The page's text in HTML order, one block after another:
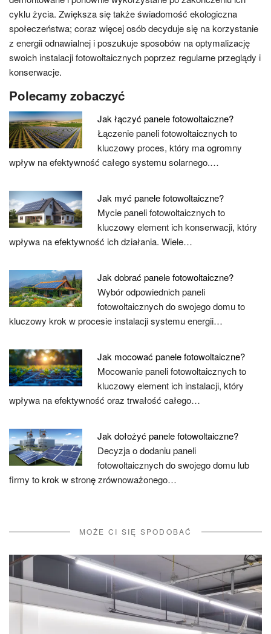
cyklu życia. Zwiększa się także świadomość ekologiczna
społeczeństwa; coraz więcej osób decyduje się na korzystanie
z energii odnawialnej i poszukuje sposobów na optymalizację
swoich instalacji fotowoltaicznych poprzez regularne przeglądy i
konserwacje.
Polecamy zobaczyć
Jak łączyć panele fotowoltaiczne?
Łączenie paneli fotowoltaicznych to
kluczowy proces, który ma ogromny
wpływ na efektywność całego systemu solarnego.…
Jak myć panele fotowoltaiczne?
Mycie paneli fotowoltaicznych to
kluczowy element ich konserwacji, który
wpływa na efektywność ich działania. Wiele…
Jak dobrać panele fotowoltaiczne?
Wybór odpowiednich paneli
fotowoltaicznych do swojego domu to
kluczowy krok w procesie instalacji systemu energii…
Jak mocować panele fotowoltaiczne?
Mocowanie paneli fotowoltaicznych to
kluczowy element ich instalacji, który
wpływa na efektywność oraz trwałość całego…
Jak dołożyć panele fotowoltaiczne?
Decyzja o dodaniu paneli
fotowoltaicznych do swojego domu lub
firmy to krok w stronę zrównoważonego…
MOŻE CI SIĘ SPODOBAĆ